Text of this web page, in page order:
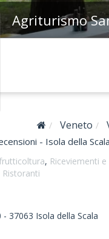
Agriturismo
Veneto
- Isola della Scala
, Riceviementi e
Ristoranti
- 37063 Isola della Scala